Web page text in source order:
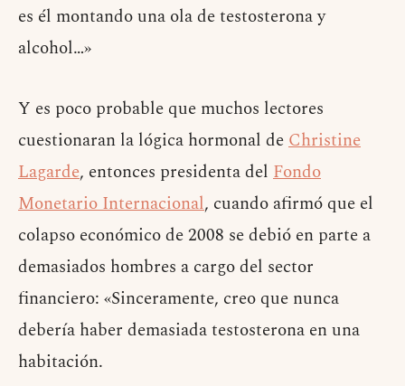
es él montando una ola de testosterona y
alcohol…»
Y es poco probable que muchos lectores
cuestionaran la lógica hormonal deChristine
Lagarde, entonces presidenta del Fondo
Monetario Internacional, cuando afirmó que el
colapso económico de 2008 se debió en parte a
demasiados hombres a cargo del sector
financiero: «Sinceramente, creo que nunca
debería haber demasiada testosterona en una
habitación.